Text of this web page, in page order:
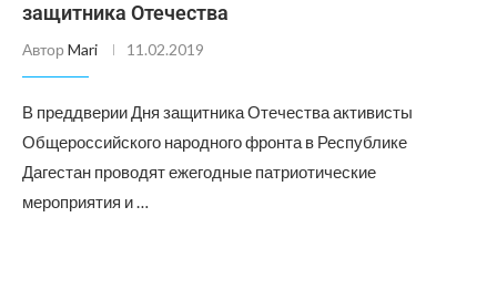
защитника Отечества
Автор Mari 11.02.2019
В преддверии Дня защитника Отечества активисты
Общероссийского народного фронта в Республике
Дагестан проводят ежегодные патриотические
мероприятия и …